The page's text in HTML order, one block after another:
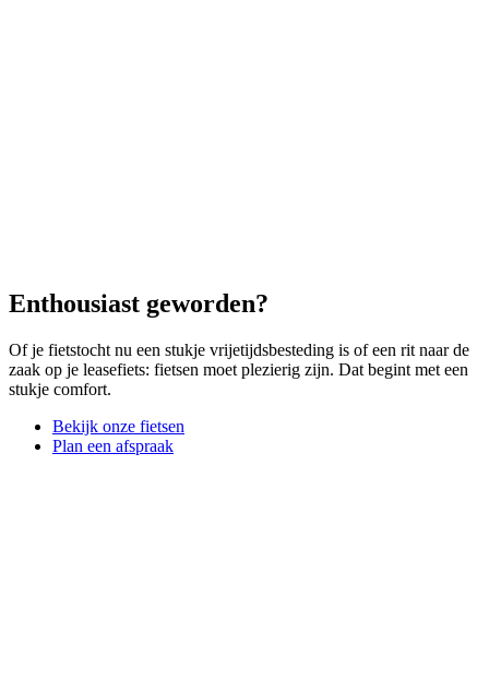
Enthousiast geworden?
Of je fietstocht nu een stukje vrijetijdsbesteding is of een rit naar de
zaak op je leasefiets: fietsen moet plezierig zijn. Dat begint met een
stukje comfort.
Bekijk onze fietsen
Plan een afspraak